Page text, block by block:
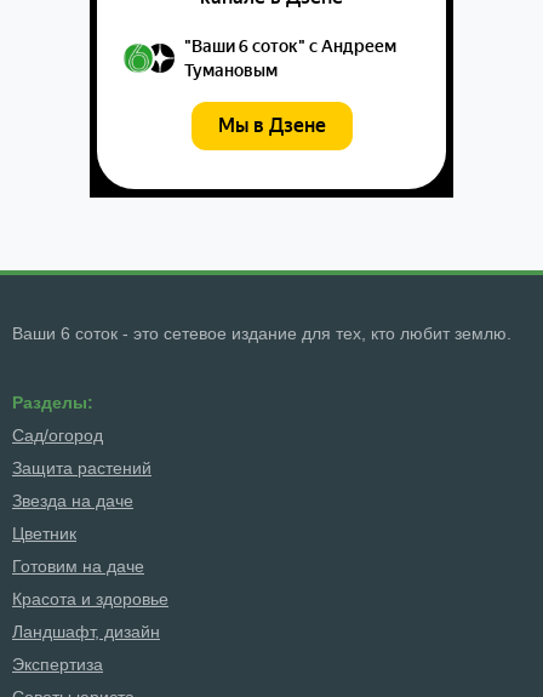
Ваши 6 соток - это сетевое издание для тех, кто любит землю.
Разделы:
Сад/огород
Защита растений
Звезда на даче
Цветник
Готовим на даче
Красота и здоровье
Ландшафт, дизайн
Экспертиза